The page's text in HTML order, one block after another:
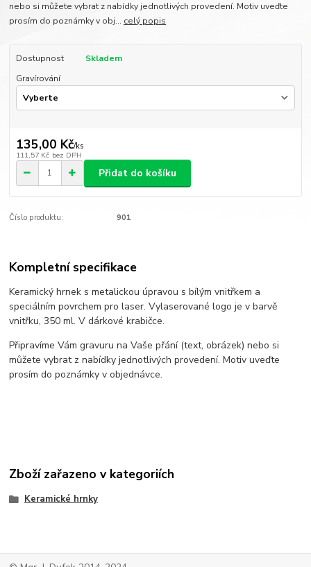
nebo si můžete vybrat z nabídky jednotlivých provedení. Motiv uveďte
prosím do poznámky v obj... celý popis
Dostupnost
Skladem
Gravírování
135,00 Kč/ks
111,57 Kč bez DPH
Přidat do košíku
Číslo produktu: 901
Kompletní specifikace
Keramický hrnek s metalickou úpravou s bílým vnitřkem a
speciálním povrchem pro laser. Vylaserované logo je v barvě
vnitřku, 350 ml. V dárkové krabičce.
Připravíme Vám gravuru na Vaše přání (text, obrázek) nebo si
můžete vybrat z nabídky jednotlivých provedení. Motiv uveďte
prosím do poznámky v objednávce.
Zboží zařazeno v kategoriích
Keramické hrnky